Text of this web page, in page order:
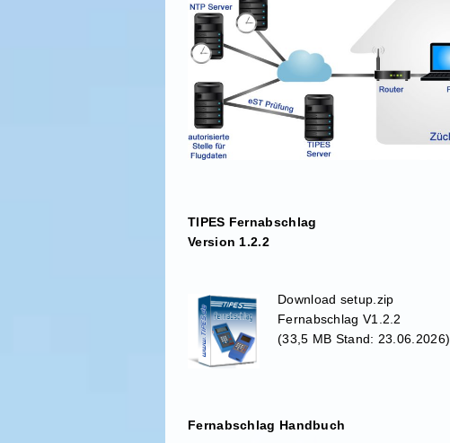
TIPES Fernabschlag
Version 1.2.2
Download setup.zip
Fernabschlag V1.2.2
(33,5 MB Stand: 23.06.2026)
Fernabschlag Handbuch